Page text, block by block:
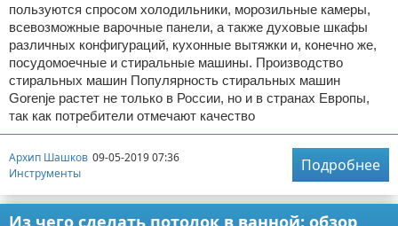
пользуются спросом холодильники, морозильные камеры,
всевозможные варочные панели, а также духовые шкафы
различных конфигураций, кухонные вытяжки и, конечно же,
посудомоечные и стиральные машины. Производство
стиральных машин Популярность стиральных машин
Gorenje растет не только в России, но и в странах Европы,
так как потребители отмечают качество
Архип Шашков 09-05-2019 07:36
Инструменты
Подробнее
Из чего сделать потолок в ванной: обзор